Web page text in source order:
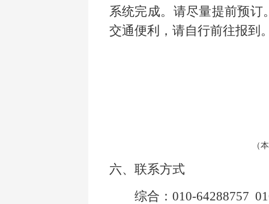
系统完成。请尽量提前预
交通便利，请自行前往报到
（
六、联系方式
综合：010-64288757